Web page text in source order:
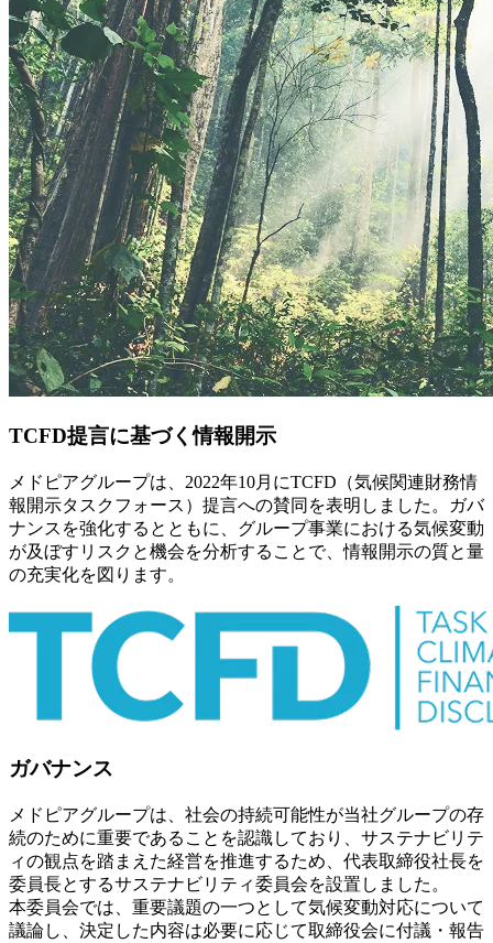
TCFD提言に基づく情報開示
メドピアグループは、2022年10月にTCFD（気候関連財務情
報開示タスクフォース）提言への賛同を表明しました。ガバ
ナンスを強化するとともに、グループ事業における気候変動
が及ぼすリスクと機会を分析することで、情報開示の質と量
の充実化を図ります。
ガバナンス
メドピアグループは、社会の持続可能性が当社グループの存
続のために重要であることを認識しており、サステナビリテ
ィの観点を踏まえた経営を推進するため、代表取締役社長を
委員長とするサステナビリティ委員会を設置しました。
本委員会では、重要議題の一つとして気候変動対応について
議論し、決定した内容は必要に応じて取締役会に付議・報告